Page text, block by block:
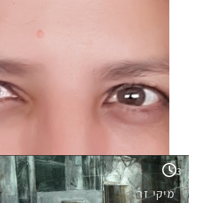
סיפוריםמבית-היוצר
3
מיקי זר